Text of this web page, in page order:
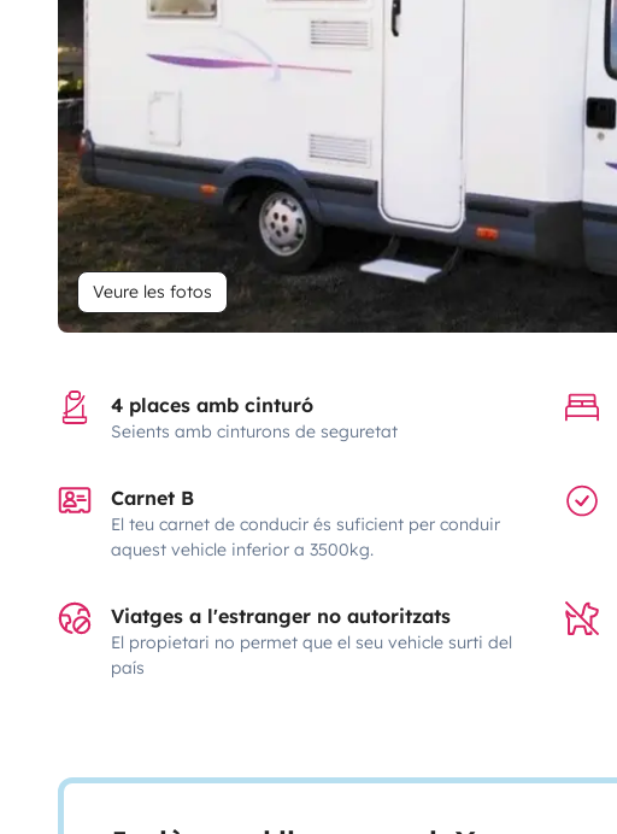
Veure les fotos
4 places amb cinturó
Seients amb cinturons de seguretat
Carnet B
El teu carnet de conducir és suficient per conduir
aquest vehicle inferior a 3500kg.
Viatges a l'estranger no autoritzats
El propietari no permet que el seu vehicle surti del
país